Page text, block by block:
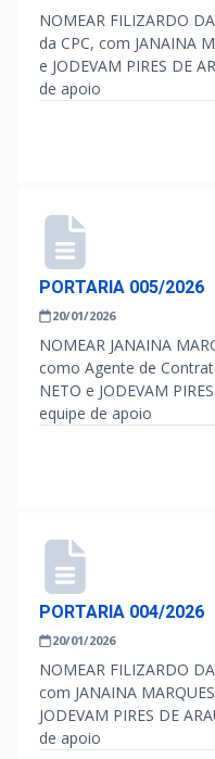
NOMEAR FILIZARDO
da CPC, com JANAINA
e JODEVAM PIRES DE
de apoio
PORTARIA 005/2026
20/01/2026
NOMEAR JANAINA
como Agente de
NETO e JODEVAM
equipe de apoio
PORTARIA 004/2026
20/01/2026
NOMEAR FILIZARDO
com JANAINA
JODEVAM PIRES DE
de apoio